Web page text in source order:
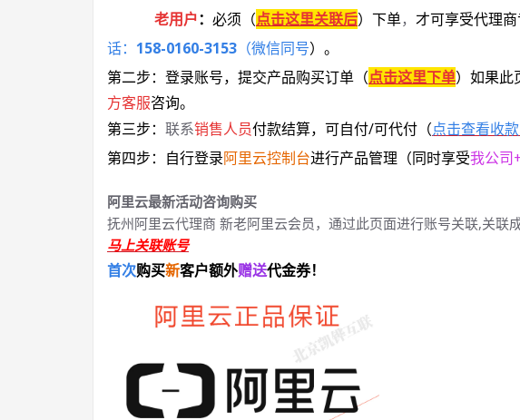
老用户： 必须 （点击这里关联后） 下单， 才可享受代理
话： 158-0160-3153 （微信同号） 。
第二步：登录账号，提交产品购买订单（点击这里下单） 如果此
方客服咨询。
第三步： 联系销售人员付款结算，可自付/可代付（点击查看收
第四步：自行登录阿里云控制台进行产品管理（同时享受我公司
阿里云最新活动咨询购买
抚州阿里云代理商 新老阿里云会员，通过此页面进行账号关联,关联
马上关联账号
首次购买新客户额外赠送代金券！